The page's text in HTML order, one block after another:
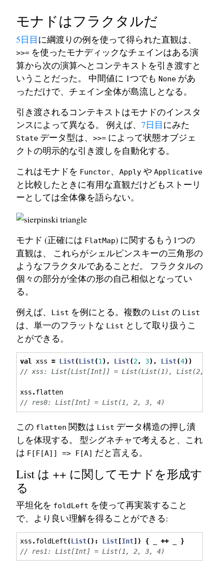
モナドはフラクタルだ
5日目に綱渡りの例を使って得られた直観は、
>>=を使ったモナディックなチェインはある演
算から次の演算へとコンテキストを引き渡すと
いうことだった。 中間値に 1つでも Noneがあ
っただけで、チェイン全体が島流しとなる。
引き渡されるコンテキストはモナドのインスタ
ンスによって異なる。 例えば、 7日目にみた
Stateデータ型は、 >>=によって状態オブジェ
クトの明示的な引き渡しを自動化する。
これはモナドを Functor、 Applyや Applicative
と比較したときに有用な直観だけどもストーリ
ーとしては全体像を語らない。
モナド (正確には FlatMap) に関するもう1つの
直観は、 これらがシェルピンスキーの三角形の
ようなフラクタルであることだ。 フラクタルの
個々の部分が全体の形の自己相似となってい
る。
例えば、
List を例にとる。複数の List の List
は、単一のフラットな List として取り扱うこ
とができる。
val xss = List(List(1), List(2, 3), List(4))
// xss: List[List[Int]] = List(List(1), List(2,
xss .flatten
// res0: List[Int] = List(1, 2, 3, 4)
この flatten 関数は List データ構造の押し潰
しを体現する。 型シグネチャで考えると、これ
は F[F[A]] => F[A] だと言える。
List は ++ に関してモナドを形成す
る
平坦化を foldLeft を使って再実装すること
で、より良い理解を得ることができる:
xss .foldLeft(List(): List[Int]) { _ ++ _ }
// res1: List[Int] = List(1, 2, 3, 4)